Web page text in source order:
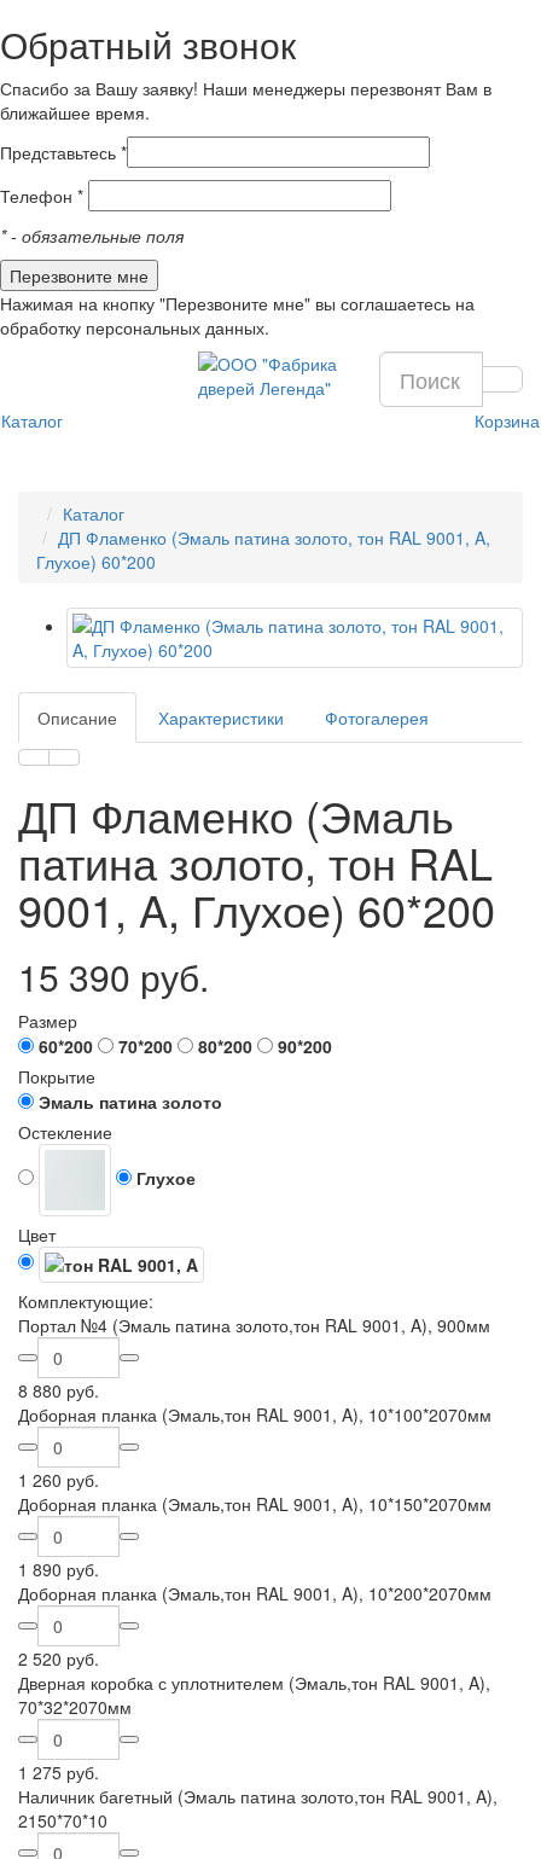
Обратный звонок
Спасибо за Вашу заявку! Наши менеджеры перезвонят Вам в
ближайшее время.
Представьтесь *
Телефон *
*- обязательные поля
Нажимая на кнопку "Перезвоните мне" вы соглашаетесь на
обработку персональных данных.
Каталог Корзина
Каталог
ДП Фламенко (Эмаль патина золото, тон RAL 9001, A,
Глухое) 60*200
Описание Характеристики Фотогалерея
ДП Фламенко (Эмаль
патина золото, тон RAL
9001, A, Глухое) 60*200
15 390 руб.
Размер
60*200
70*200 80*200
90*200
Покрытие
Эмаль патина золото
Остекление
Глухое
Цвет
Комплектующие:
Портал №4 (Эмаль патина золото,тон RAL 9001, A), 900мм
8 880 руб.
Доборная планка (Эмаль,тон RAL 9001, A), 10*100*2070мм
1 260 руб.
Доборная планка (Эмаль,тон RAL 9001, A), 10*150*2070мм
1 890 руб.
Доборная планка (Эмаль,тон RAL 9001, A), 10*200*2070мм
2 520 руб.
Дверная коробка с уплотнителем (Эмаль,тон RAL 9001, A),
70*32*2070мм
1 275 руб.
Наличник багетный (Эмаль патина золото,тон RAL 9001, A),
2150*70*10